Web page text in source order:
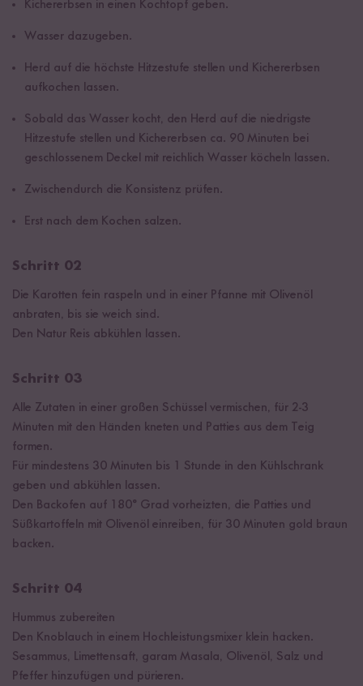
Kichererbsen in einen Kochtopf geben.
Wasser dazugeben.
Herd auf die höchste Hitzestufe stellen und Kichererbsen
aufkochen lassen.
Sobald das Wasser kocht, den Herd auf die niedrigste
Hitzestufe stellen und Kichererbsen ca. 90 Minuten bei
geschlossenem Deckel mit reichlich Wasser köcheln lassen.
Zwischendurch die Konsistenz prüfen.
Erst nach dem Kochen salzen.
Schritt 02
Die Karotten fein raspeln und in einer Pfanne mit Olivenöl
anbraten, bis sie weich sind.
Den Natur Reis abkühlen lassen.
Schritt 03
Alle Zutaten in einer großen Schüssel vermischen, für 2-3
Minuten mit den Händen kneten und Patties aus dem Teig
formen.
Für mindestens 30 Minuten bis 1 Stunde in den Kühlschrank
geben und abkühlen lassen.
Den Backofen auf 180° Grad vorheizten, die Patties und
Süßkartoffeln mit Olivenöl einreiben, für 30 Minuten gold braun
backen.
Schritt 04
Hummus zubereiten
Den Knoblauch in einem Hochleistungsmixer klein hacken.
Sesammus, Limettensaft, garam Masala, Olivenöl, Salz und
Pfeffer hinzufügen und pürieren.